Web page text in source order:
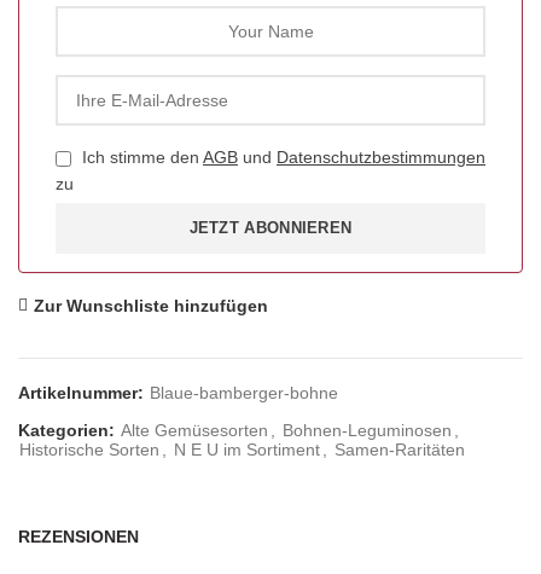
Ich stimme den AGB und Datenschutzbestimmungen
zu
JETZT ABONNIEREN
Zur Wunschliste hinzufügen
Artikelnummer: Blaue-bamberger-bohne
Kategorien: Alte Gemüsesorten Bohnen-Leguminosen
Historische Sorten
N E U im Sortiment Samen-Raritäten
REZENSIONEN